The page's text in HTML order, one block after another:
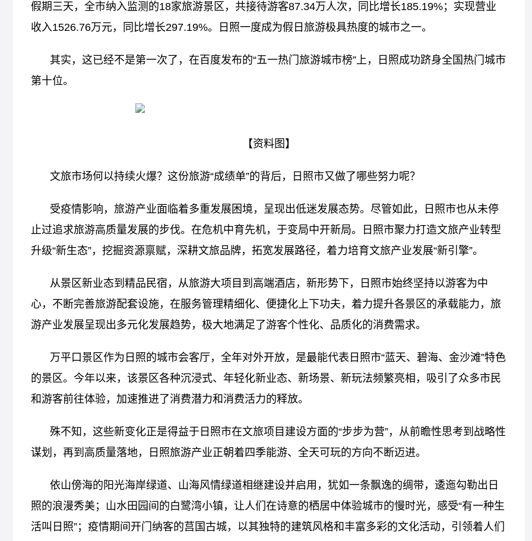
假期三天，全市纳入监测的18家旅游景区，共接待游客87.34万人次，同比增长185.19%；实现营业
收入1526.76万元，同比增长297.19%。日照一度成为假日旅游极具热度的城市之一。
其实，这已经不是第一次了，在百度发布的“五一热门旅游城市榜”上，日照成功跻身全国热门城市
第十位。
【资料图】
文旅市场何以持续火爆？这份旅游“成绩单”的背后，日照市又做了哪些努力呢？
受疫情影响，旅游产业面临着多重发展困境，呈现出低迷发展态势。尽管如此，日照市也从未停
止过追求旅游高质量发展的步伐。在危机中育先机，于变局中开新局。日照市聚力打造文旅产业转型
升级“新生态”，挖掘资源禀赋，深耕文旅品牌，拓宽发展路径，着力培育文旅产业发展“新引擎”。
从景区新业态到精品民宿，从旅游大项目到高端酒店，新形势下，日照市始终坚持以游客为中
心，不断完善旅游配套设施，在服务管理精细化、便捷化上下功夫，着力提升各景区的承载能力，旅
游产业发展呈现出多元化发展趋势，极大地满足了游客个性化、品质化的消费需求。
万平口景区作为日照的城市会客厅，全年对外开放，是最能代表日照市“蓝天、碧海、金沙滩”特色
的景区。今年以来，该景区各种沉浸式、年轻化新业态、新场景、新玩法频繁亮相，吸引了众多市民
和游客前往体验，加速推进了消费潜力和消费活力的释放。
殊不知，这些新变化正是得益于日照市在文旅项目建设方面的“步步为营”，从前瞻性思考到战略性
谋划，再到高质量落地，日照旅游产业正朝着四季能游、全天可玩的方向不断迈进。
依山傍海的阳光海岸绿道、山海风情绿道相继建设并启用，犹如一条飘逸的绸带，逶迤勾勒出日
照的浪漫秀美；山水田园间的白鹭湾小镇，让人们在诗意的栖居中体验城市的慢时光，感受“有一种生
活叫日照”；疫情期间开门纳客的莒国古城，以其独特的建筑风格和丰富多彩的文化活动，引领着人们